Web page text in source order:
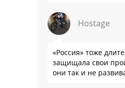
что прям эталон
Hostage
«Россия» тоже
защищала свои
они так и не